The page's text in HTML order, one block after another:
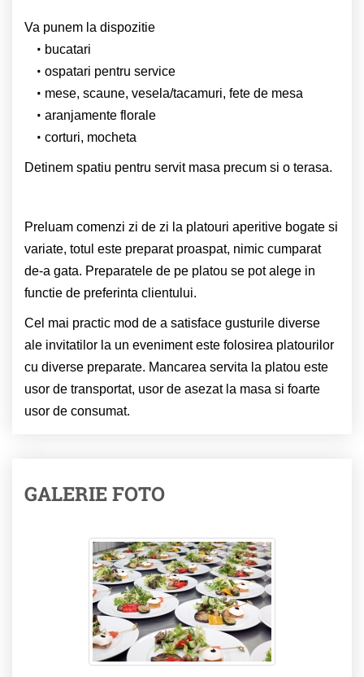
Va punem la dispozitie
bucatari
ospatari pentru service
mese, scaune, vesela/tacamuri, fete de mesa
aranjamente florale
corturi, mocheta
Detinem spatiu pentru servit masa precum si o terasa.
Preluam comenzi zi de zi la platouri aperitive bogate si
variate, totul este preparat proaspat, nimic cumparat
de-a gata. Preparatele de pe platou se pot alege in
functie de preferinta clientului.
Cel mai practic mod de a satisface gusturile diverse
ale invitatilor la un eveniment este folosirea platourilor
cu diverse preparate. Mancarea servita la platou este
usor de transportat, usor de asezat la masa si foarte
usor de consumat.
GALERIE FOTO